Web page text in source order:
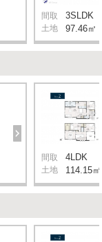
間取 3SLDK
土地 97.46㎡
間取 4LDK
土地 114.15㎡